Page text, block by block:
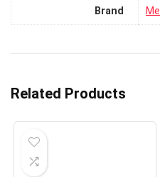
Brand
Related Products